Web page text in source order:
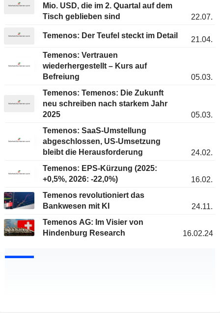
Mio. USD, die im 2. Quartal auf dem
Tisch geblieben sind
22.07.
Temenos: Der Teufel steckt im Detail
21.04.
Temenos: Vertrauen
wiederhergestellt – Kurs auf
Befreiung
05.03.
Temenos: Temenos: Die Zukunft
neu schreiben nach starkem Jahr
2025
05.03.
Temenos: SaaS-Umstellung
abgeschlossen, US-Umsetzung
bleibt die Herausforderung
24.02.
Temenos: EPS-Kürzung (2025:
+0,5%, 2026: -22,0%)
16.02.
Temenos revolutioniert das
Bankwesen mit KI
24.11.
Temenos AG: Im Visier von
Hindenburg Research
16.02.24